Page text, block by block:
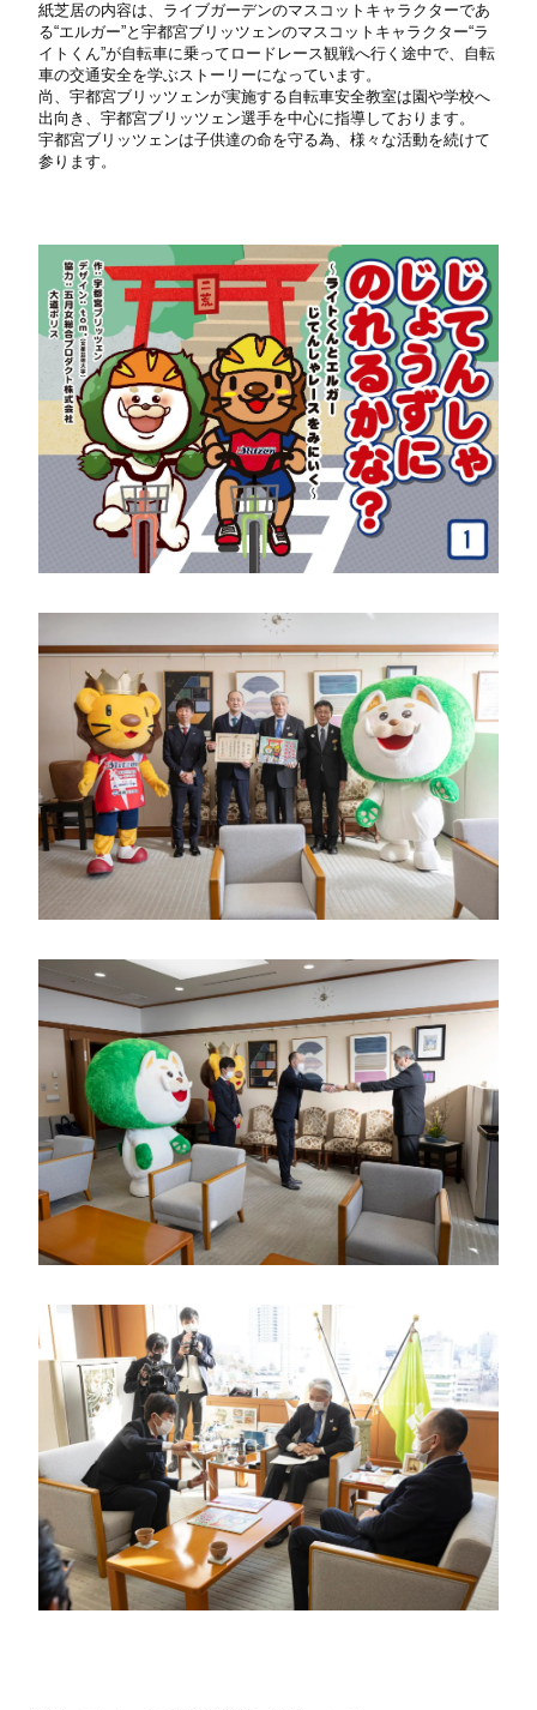
紙芝居の内容は、ライブガーデンのマスコットキャラクターであ
る“エルガー”と宇都宮ブリッツェンのマスコットキャラクター“ラ
イトくん”が自転車に乗ってロードレース観戦へ行く途中で、自転
車の交通安全を学ぶストーリーになっています。
尚、宇都宮ブリッツェンが実施する自転車安全教室は園や学校へ
出向き、宇都宮ブリッツェン選手を中心に指導しております。
宇都宮ブリッツェンは子供達の命を守る為、様々な活動を続けて
参ります。